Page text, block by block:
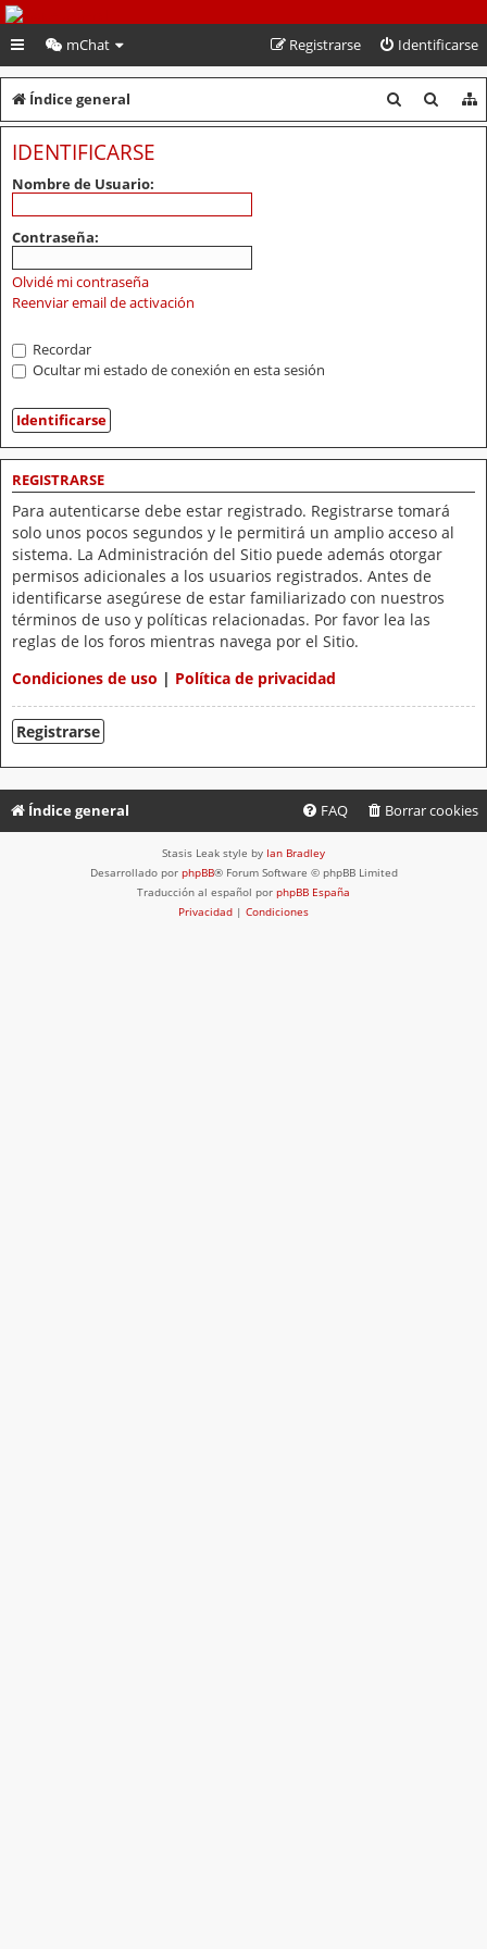
PeruVoley.com
mChat Identificarse
Registrarse
Índice general
u
u
IDENTIFICARSE
Nombre de Usuario:
Contraseña:
Olvidé mi contraseña
Reenviar email de activación
Recordar
Ocultar mi estado de conexión en esta sesión
REGISTRARSE
Para autenticarse debe estar registrado. Registrarse tomará
solo unos pocos segundos y le permitirá un amplio acceso al
sistema. La Administración del Sitio puede además otorgar
permisos adicionales a los usuarios registrados. Antes de
identificarse asegúrese de estar familiarizado con nuestros
términos de uso y políticas relacionadas. Por favor lea las
reglas de los foros mientras navega por el Sitio.
Condiciones de uso | Política de privacidad
Registrarse
Índice general Borrar cookies
FAQ
Stasis Leak style by Ian Bradley
Desarrollado por phpBB® Forum Software © phpBB Limited
Traducción al español por phpBB España
Privacidad | Condiciones